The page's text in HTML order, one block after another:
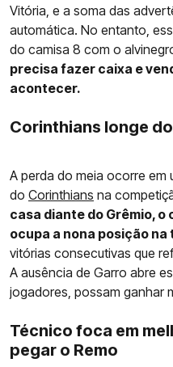
Vitória, e a soma das
automática. No entanto,
do camisa 8 com o
precisa fazer caixa e
acontecer.
Corinthians longe
A perda do meia ocorre em
do Corinthians na
casa diante do Grêmio,
ocupa a nona posição na
vitórias consecutivas que
A ausência de Garro abre
jogadores, possam ganhar
Técnico foca em
pegar o Remo